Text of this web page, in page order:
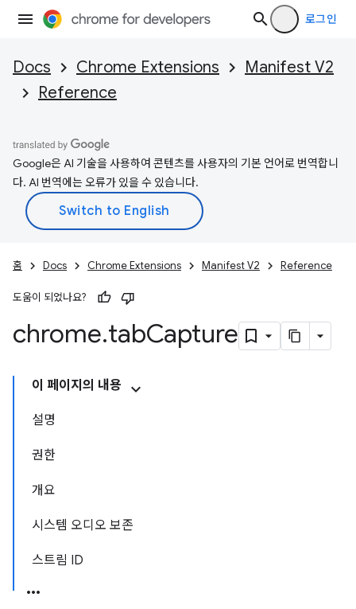
로그인
Docs Chrome Extensions
Manifest V2
Reference
Google은 AI 기술을 사용하여 콘텐츠를 사용자의 기본 언어로 번역합니
다. AI 번역에는 오류가 있을 수 있습니다.
홈 Docs Chrome Extensions Manifest V2 Reference
도움이 되었나요?
chrome.tabCapture
이 페이지의 내용
설명
권한
개요
시스템 오디오 보존
스트림 ID